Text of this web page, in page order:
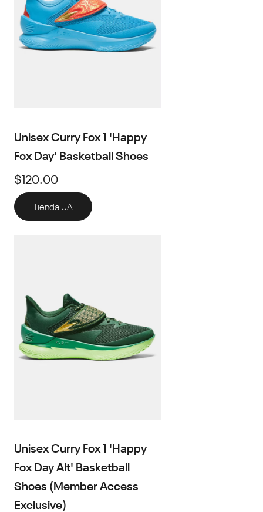
Unisex Curry Fox 1 'Happy
Fox Day' Basketball Shoes
$120.00
Tienda UA
Unisex Curry Fox 1 'Happy
Fox Day Alt' Basketball
Shoes (Member Access
Exclusive)